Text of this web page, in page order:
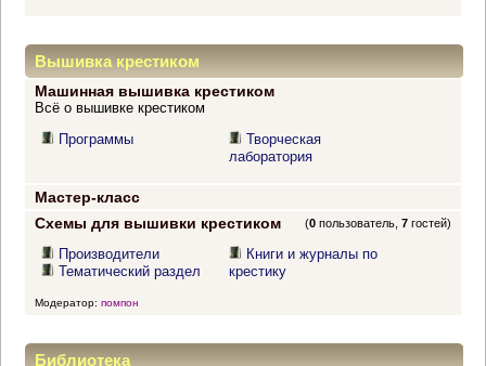
Вышивка крестиком
Машинная вышивка крестиком
Всё о вышивке крестиком
Программы
Творческая
лаборатория
Мастер-класс
Схемы для вышивки крестиком
(0 пользователь,7 гостей)
Производители
Тематический раздел
Книги и журналы по
крестику
Модератор: помпон
Библиотека